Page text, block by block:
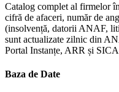
Catalog complet al firmelor
cifră de afaceri, număr de
(insolvență, datorii ANAF,
sunt actualizate zilnic din
Portal Instanțe, ARR și
Baza de Date